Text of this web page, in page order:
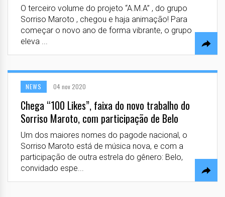
O terceiro volume do projeto “A.M.A” , do grupo
Sorriso Maroto , chegou e haja animação! Para
começar o novo ano de forma vibrante, o grupo
eleva ...
NEWS 04 nov 2020
Chega “100 Likes”, faixa do novo trabalho do
Sorriso Maroto, com participação de Belo
Um dos maiores nomes do pagode nacional, o
Sorriso Maroto está de música nova, e com a
participação de outra estrela do gênero: Belo,
convidado espe...